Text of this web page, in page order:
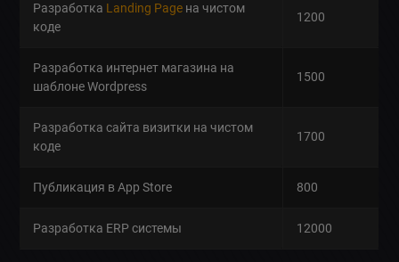
Разработка Landing Page на чистом
коде
1200
Разработка интернет магазина на
шаблоне Wordpress
1500
Разработка сайта визитки на чистом
коде
1700
Публикация в App Store 800
Разработка ERP системы 12000